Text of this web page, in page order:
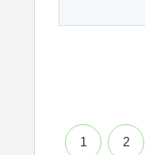
1 2